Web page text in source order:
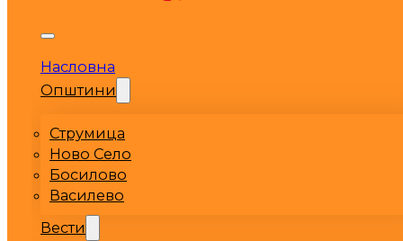
Насловна
Општини
Струмица
Ново Село
Босилово
Василево
Вести